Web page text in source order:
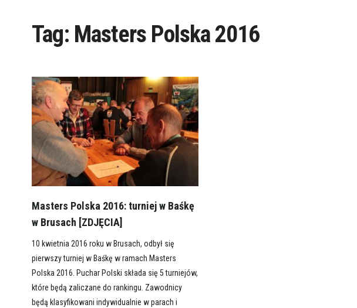
Tag: Masters Polska 2016
Masters Polska 2016: turniej w Baśkę
w Brusach [ZDJĘCIA]
10 kwietnia 2016 roku w Brusach, odbył się
pierwszy turniej w Baśkę w ramach Masters
Polska 2016. Puchar Polski składa się 5 turniejów,
które będą zaliczane do rankingu. Zawodnicy
będą klasyfikowani indywidualnie w parach i